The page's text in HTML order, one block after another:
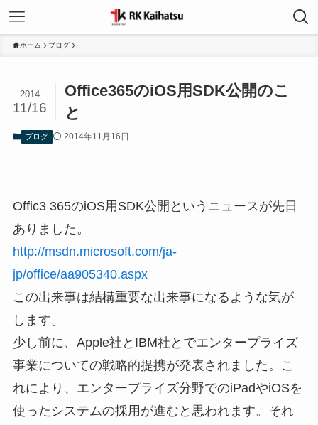
ホーム ブログ
Office365のiOS用SDK公開のこ
と
2014
11/16
ブログ 2014年11月16日
Offic3 365のiOS用SDK公開というニュースが先日
ありました。
http://msdn.microsoft.com/ja-
jp/office/aa905340.aspx
この出来事は結構重要な出来事になるような気が
します。
少し前に、Apple社とIBM社とでエンタープライズ
事業についての戦略的提携が発表されました。こ
れにより、エンタープライズ分野でのiPadやiOSを
使ったシステムの採用が進むと思われます。それ